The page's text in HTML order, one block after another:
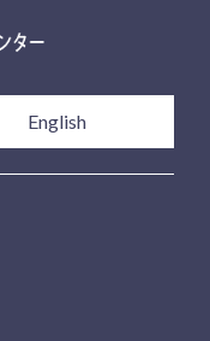
English